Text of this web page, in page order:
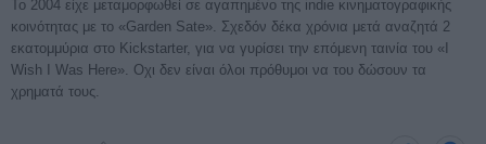
Το 2004 είχε μεταμορφωθεί σε αγαπημένο της indie κινηματογραφικής
κοινότητας με το «Garden Sate». Σχεδόν δέκα χρόνια μετά αναζητά 2
εκατομμύρια στο Kickstarter, για να γυρίσει την επόμενη ταινία του «I
Wish I Was Here». Οχι δεν είναι όλοι πρόθυμοι να του δώσουν τα
χρηματά τους.